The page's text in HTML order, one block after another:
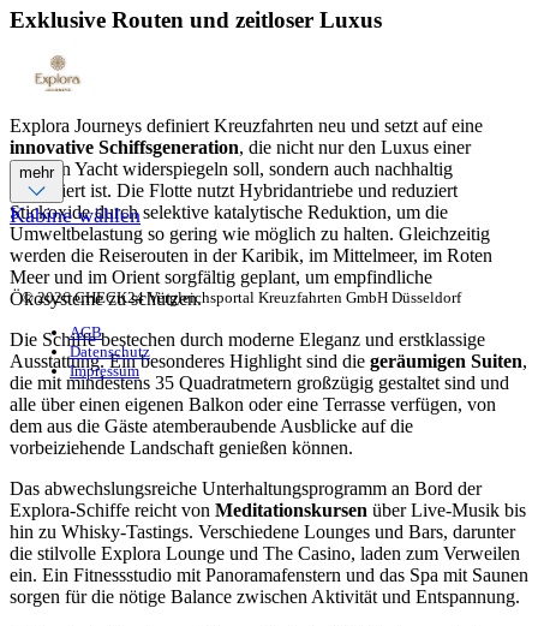
Exklusive Routen und zeitloser Luxus
Explora Journeys definiert Kreuzfahrten neu und setzt auf eine
innovative Schiffsgeneration, die nicht nur den Luxus einer
privaten Yacht widerspiegeln soll, sondern auch nachhaltig
konzipiert ist. Die Flotte nutzt Hybridantriebe und reduziert
Stickoxide durch selektive katalytische Reduktion, um die
Umweltbelastung so gering wie möglich zu halten. Gleichzeitig
werden die Reiserouten in der Karibik, im Mittelmeer, im Roten
Meer und im Orient sorgfältig geplant, um empfindliche
Ökosysteme zu schützen.
Die Schiffe bestechen durch moderne Eleganz und erstklassige
Ausstattung. Ein besonderes Highlight sind die geräumigen Suiten,
die mit mindestens 35 Quadratmetern großzügig gestaltet sind und
alle über einen eigenen Balkon oder eine Terrasse verfügen, von
dem aus die Gäste atemberaubende Ausblicke auf die
vorbeiziehende Landschaft genießen können.
Das abwechslungsreiche Unterhaltungsprogramm an Bord der
Explora-Schiffe reicht von Meditationskursen über Live-Musik bis
hin zu Whisky-Tastings. Verschiedene Lounges und Bars, darunter
die stilvolle Explora Lounge und The Casino, laden zum Verweilen
ein. Ein Fitnessstudio mit Panoramafenstern und das Spa mit Saunen
sorgen für die nötige Balance zwischen Aktivität und Entspannung.
mehr
Kabine wählen
© 2026 CHECK24 Vergleichsportal Kreuzfahrten GmbH Düsseldorf
AGB
Datenschutz
Impressum